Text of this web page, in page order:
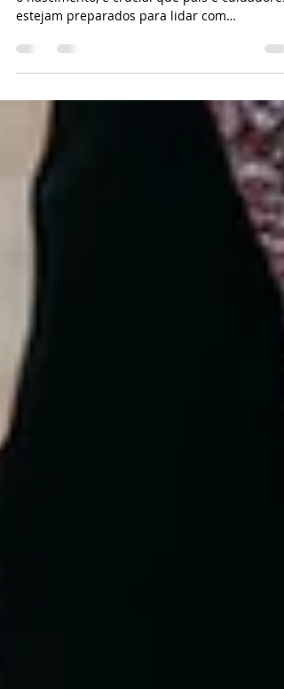
Seja em casa ou nos primeiros momentos
estejam preparados para lidar com
emergências